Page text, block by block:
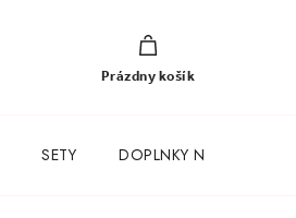
NÁKUPNÝ
KOŠÍK
Prázdny košík
SETY DOPLNKY NA KAŽDÝ